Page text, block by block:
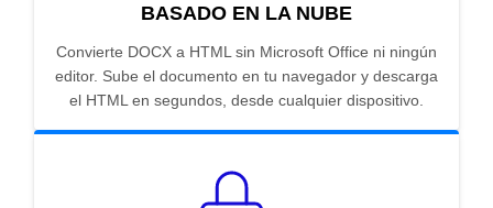
BASADO EN LA NUBE
Convierte DOCX a HTML sin Microsoft Office ni ningún
editor. Sube el documento en tu navegador y descarga
el HTML en segundos, desde cualquier dispositivo.